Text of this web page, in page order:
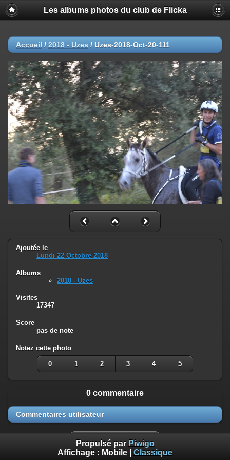
Les albums photos du club de Flicka
Accueil / 2018 - Uzes / Uzes-2018-Oct-20-111
Ajoutée le
Lundi 22 Octobre 2018
Albums
2018 - Uzes
Visites
17347
Score
pas de note
Notez cette photo
0 1 2 3 4 5
0 commentaire
Commentaires utilisateur
Propulsé par Piwigo
Affichage : Mobile Classique